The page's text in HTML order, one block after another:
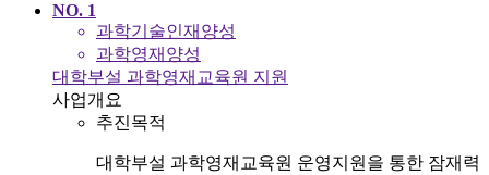
NO. 1
과학기술인재양성
과학영재양성
대학부설 과학영재교육원 지원
사업개요
추진목적
대학부설 과학영재교육원 운영지원을 통한 잠재력